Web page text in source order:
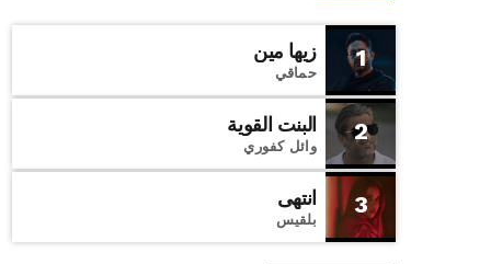
1 زيها مين
حماقي
2 البنت القوية
وائل كفوري
3 انتهى
بلقيس